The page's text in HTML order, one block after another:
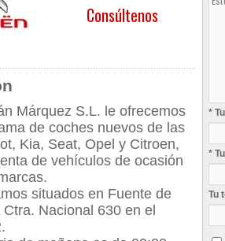
Consúltenos
Márquez S.L. le ofrecemos
de coches nuevos de las
Kia, Seat, Opel y Citroen,
de vehículos de ocasión
situados en Fuente de
Nacional 630 en el
*
*
Tu